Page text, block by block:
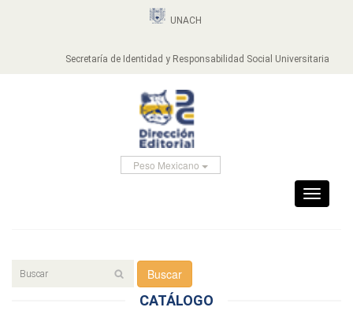
UNACH
Secretaría de Identidad y Responsabilidad Social Universitaria
Peso Mexicano
Toggle
Buscar
CATÁLOGO